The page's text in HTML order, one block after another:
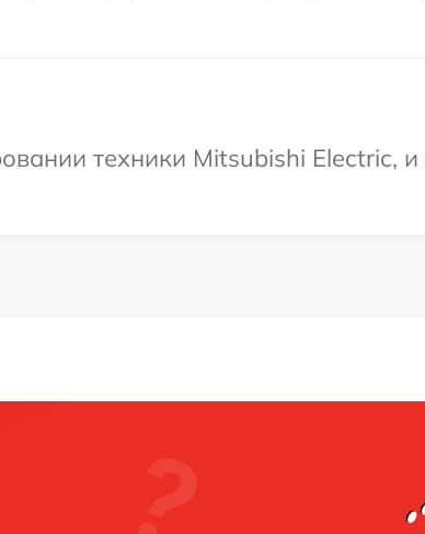
техники Mitsubishi Electric, и